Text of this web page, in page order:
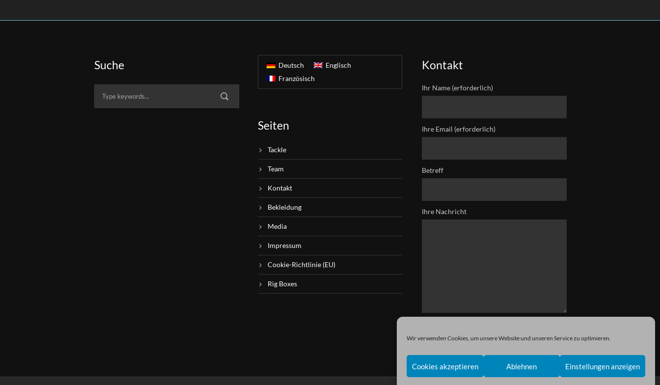
Wir verwenden Cookies, um unsere Website und unseren Service zu optimieren.
Cookies akzeptieren Ablehnen Einstellungen anzeigen
Suche Deutsch
Englisch
Französisch
Seiten
Tackle
Team
Kontakt
Bekleidung
Media
Impressum
Cookie-Richtlinie (EU)
Rig Boxes
Kontakt
Ihr Name (erforderlich)
Ihre Email (erforderlich)
Betreff
Ihre Nachricht